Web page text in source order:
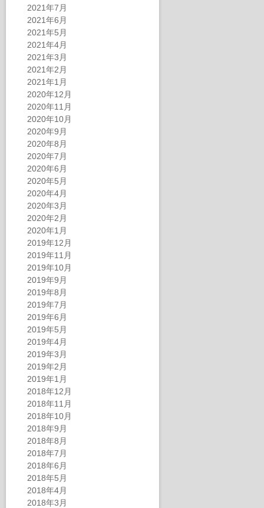
2021年7月
2021年6月
2021年5月
2021年4月
2021年3月
2021年2月
2021年1月
2020年12月
2020年11月
2020年10月
2020年9月
2020年8月
2020年7月
2020年6月
2020年5月
2020年4月
2020年3月
2020年2月
2020年1月
2019年12月
2019年11月
2019年10月
2019年9月
2019年8月
2019年7月
2019年6月
2019年5月
2019年4月
2019年3月
2019年2月
2019年1月
2018年12月
2018年11月
2018年10月
2018年9月
2018年8月
2018年7月
2018年6月
2018年5月
2018年4月
2018年3月